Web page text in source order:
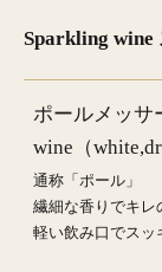
Sparkling wine
ポールメッ
wine（
通称「ポール」
繊細な香りでキレ
軽い飲み口でスッ